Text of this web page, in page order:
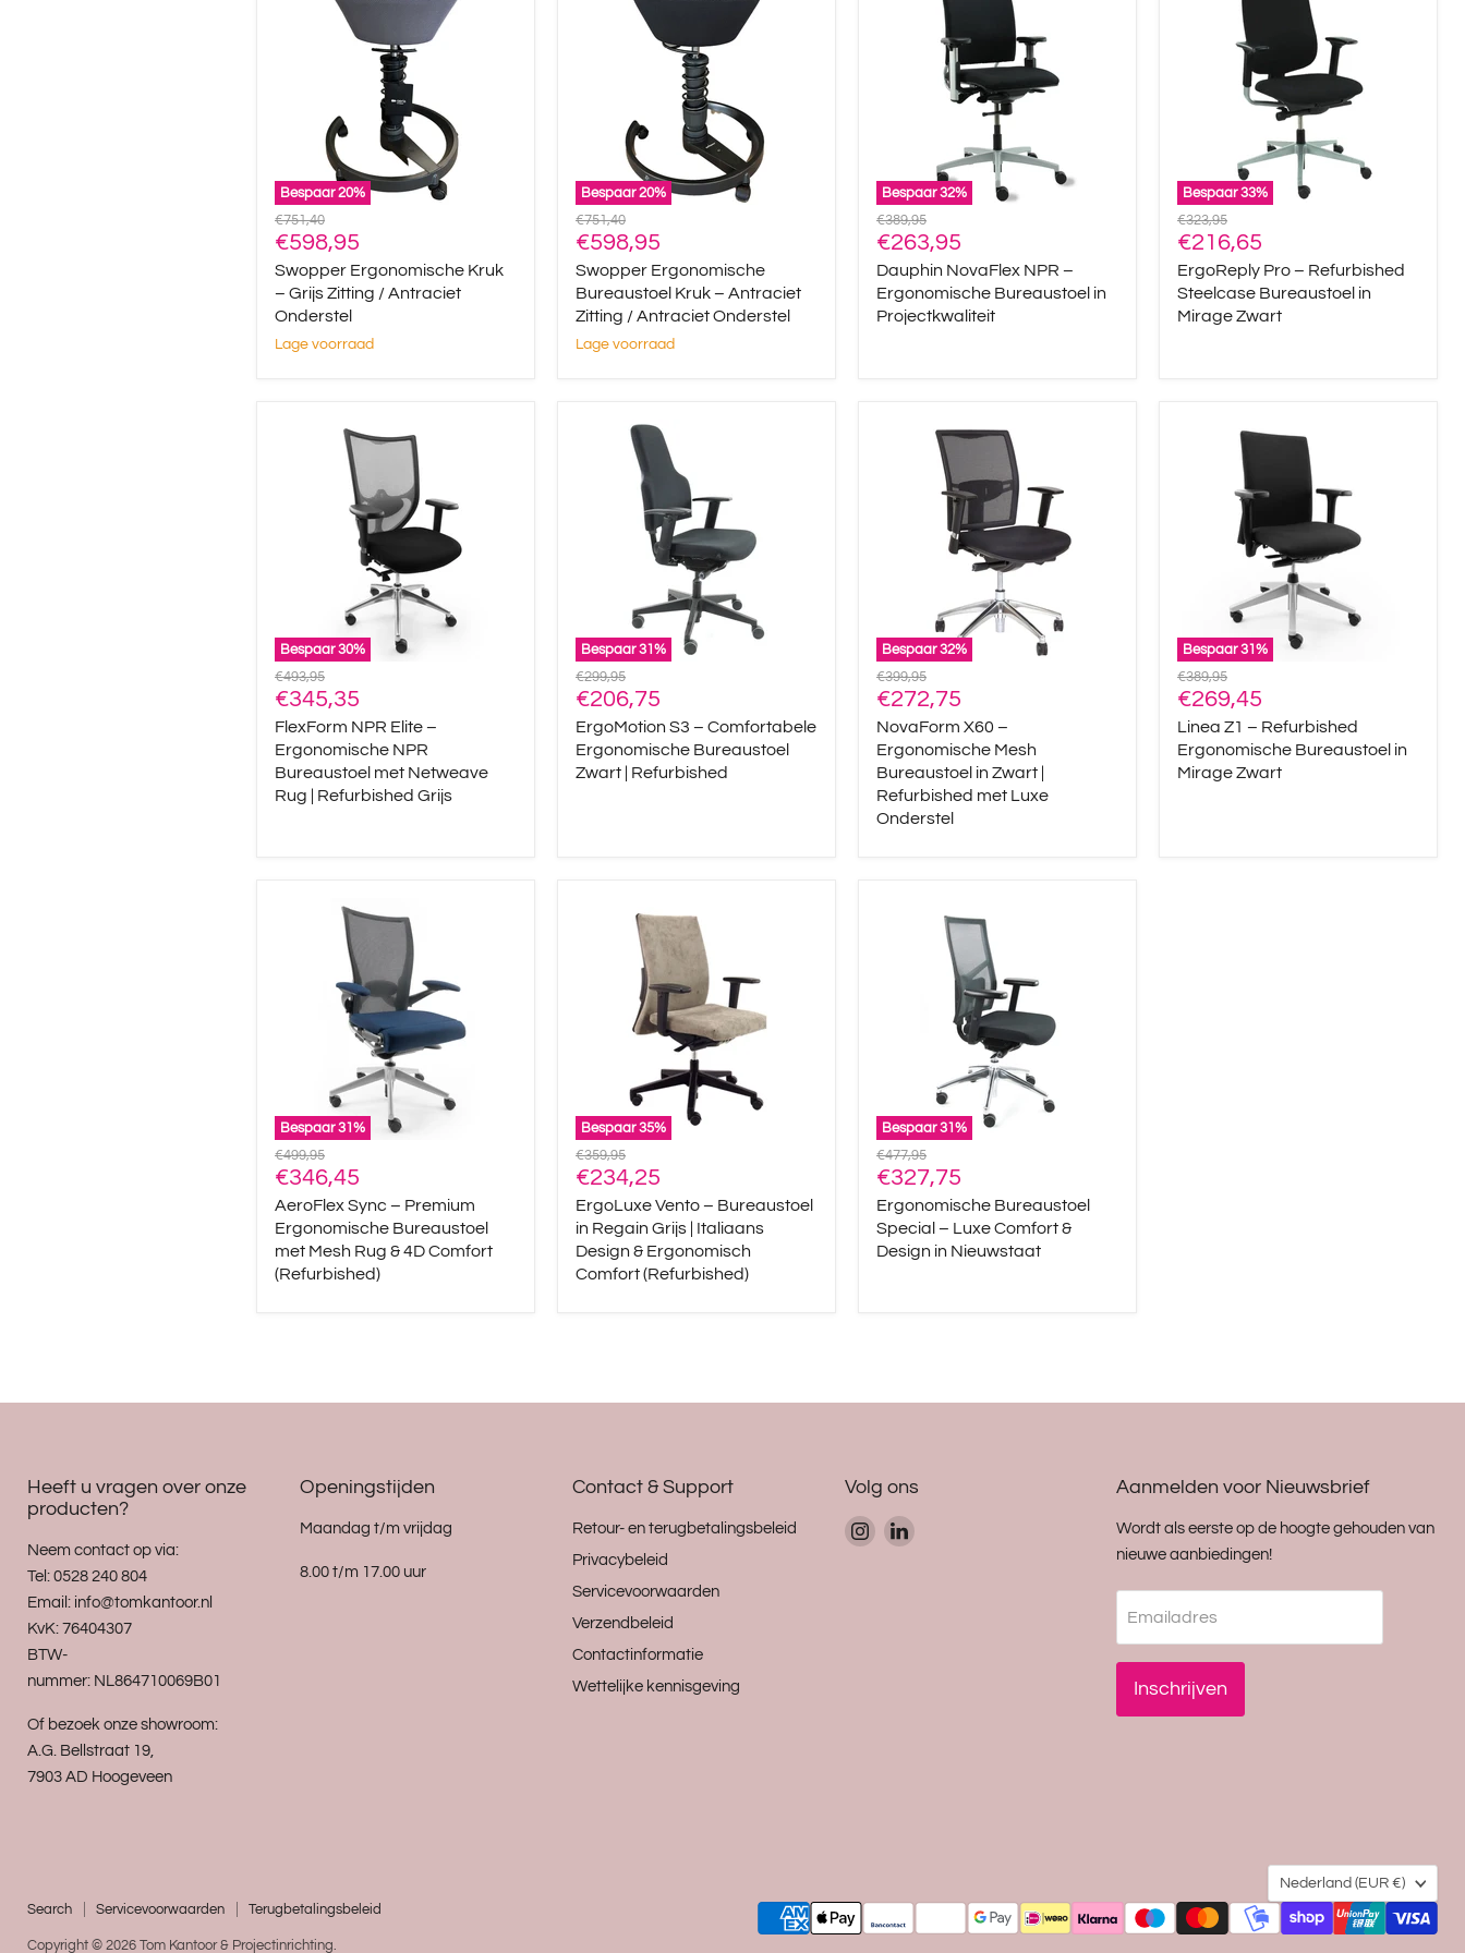
Bespaar20%
Onderstel
Oorspronkelijke
prijs
€751,40
Huidige
prijs
€598,95
Swopper Ergonomische Kruk
– Grijs Zitting / Antraciet
Onderstel
Lage voorraad
Bespaar20%
Bureaustoel
Antraciet
Onderstel
Oorspronkelijke
prijs
€751,40
Huidige
prijs
€598,95
Swopper Ergonomische
Bureaustoel Kruk – Antraciet
Zitting / Antraciet Onderstel
Lage voorraad
Bespaar32%
Ergonomische
Bureaustoel
Projectkwaliteit
Oorspronkelijke
prijs
€389,95
Huidige
prijs
€263,95
Dauphin NovaFlex NPR –
Ergonomische Bureaustoel in
Projectkwaliteit
Bespaar33%
Refurbished
Steelcase
Bureaustoel
Oorspronkelijke
prijs
€323,95
Huidige
prijs
€216,65
ErgoReply Pro – Refurbished
Steelcase Bureaustoel in
Mirage Zwart
Bespaar30%
FlexForm
Ergonomische
Bureaustoel
Refurbished
Grijs
Oorspronkelijke
prijs
€493,95
Huidige
prijs
€345,35
FlexForm NPR Elite –
Ergonomische NPR
Bureaustoel met Netweave
Rug | Refurbished Grijs
Bespaar31 %
ErgoMotion
Comfortabele
Ergonomische
Bureaustoel
Refurbished
Oorspronkelijke
prijs
€299,95
Huidige
prijs
€206,75
ErgoMotion S3 – Comfortabele
Ergonomische Bureaustoel
Zwart | Refurbished
Bespaar32%
NovaForm
Ergonomische
Bureaustoel
Refurbished
Luxe
Onderstel
Oorspronkelijke
prijs
€399,95
Huidige
prijs
€272,75
NovaForm X60 –
Ergonomische Mesh
Bureaustoel in Zwart |
Refurbished met Luxe
Onderstel
Bespaar31 %
Refurbished
Ergonomische
Bureaustoel
Oorspronkelijke
prijs
€389,95
Huidige
prijs
€269,45
Linea Z1 – Refurbished
Ergonomische Bureaustoel in
Mirage Zwart
Bespaar31 %
AeroFlex
Ergonomische
Bureaustoel
Comfort
(Refurbished)
Oorspronkelijke
prijs
€499,95
Huidige
prijs
€346,45
AeroFlex Sync – Premium
Ergonomische Bureaustoel
met Mesh Rug & 4D Comfort
(Refurbished)
Bespaar35%
Bureaustoel
Ergonomisch
Comfort
(Refurbished)
Oorspronkelijke
prijs
€359,95
Huidige
prijs
€234,25
ErgoLuxe Vento – Bureaustoel
in Regain Grijs | Italiaans
Design & Ergonomisch
Comfort (Refurbished)
Bespaar31 %
Bureaustoel
Nieuwstaat
Oorspronkelijke
prijs
€477,95
Huidige
prijs
€327,75
Ergonomische Bureaustoel
Special – Luxe Comfort &
Design in Nieuwstaat
Heeft u vragen over onze
producten?
Neem contact op via:
Tel: 0528 240 804
Email: info@tomkantoor.nl
KvK: 76404307
BTW-
nummer: NL864710069B01
Of bezoek onze showroom:
A.G. Bellstraat 19,
7903 AD Hoogeveen
Openingstijden
Maandag t/m vrijdag
8.00 t/m 17.00 uur
Contact & Support
Retour- en terugbetalingsbeleid
Privacybeleid
Servicevoorwaarden
Verzendbeleid
Contactinformatie
Wettelijke kennisgeving
Volg ons
Vind Vind
Aanmelden voor Nieuwsbrief
Wordt als eerste op de hoogte gehouden van
nieuwe aanbiedingen!
Emailadres
Inschrijven
Land
Nederland
(EUR €)
Search
Servicevoorwaarden Terugbetalingsbeleid
Copyright © 2026 Tom Kantoor & Projectinrichting.